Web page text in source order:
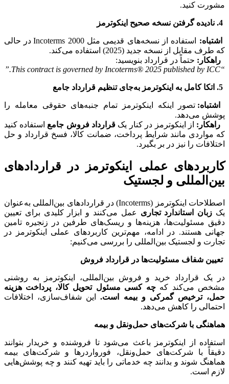
مشورت کنید.
اشتباه:
استفاده از نسخه‌های قدیمی مثل Incoterms 2000 در حالی
که طرف مقابل از نسخه جدید (2025) استفاده می‌کند.
راهکار: حتماً در قرارداد بنویسید:
“This contract is governed by Incoterms® 2025 published by ICC.”
اشتباه: تصور اینکه اینکوترمز تمام جنبه‌های حقوقی معامله را
پوشش می‌دهد.
راهکار: از اینکوترمز در کنار یک قرارداد فروش جامع استفاده کنید
که مواردی مانند شرایط پرداخت، ضمانت کالا، فسخ قرارداد و حل
اختلافات را نیز در بر بگیرد.
کاربردهای عملی اینکوترمز در قراردادهای
بین‌المللی و لجستیک
اصطلاحات اینکوترمز (Incoterms) در قراردادهای بین‌المللی به‌عنوان
یک زبان استاندارد تجاری عمل می‌کنند و ابزار کلیدی برای تعیین
دقیق مسئولیت‌ها، هزینه‌ها و ریسک‌های طرفین در زنجیره تامین
جهانی هستند. در ادامه، مهم‌ترین کاربردهای عملی اینکوترمز در
تجارت و لجستیک بین‌المللی را بررسی می‌کنیم:
تعیین شفاف مسئولیت‌ها در قرارداد فروش
در یک قرارداد خرید و فروش بین‌المللی، اینکوترمز به روشنی
مشخص می‌کند کهچه کسی مسئول تحویل کالا، پرداخت هزینه
حمل، ترخیص گمرکی و بیمه است.این شفاف‌سازی، اختلافات
احتمالی را کاهش می‌دهد.
هماهنگی با شرکت‌های حمل‌ونقل و بیمه
استفاده از اینکوترمز باعث می‌شود تا فروشنده و خریدار بتوانند
دقیقاً با شرکت‌های حمل‌ونقل، فورواردرها و شرکت‌های بیمه
هماهنگ شوند و بدانند چه خدماتی را باید تهیه کنند و چه پوشش‌هایی
لازم است.